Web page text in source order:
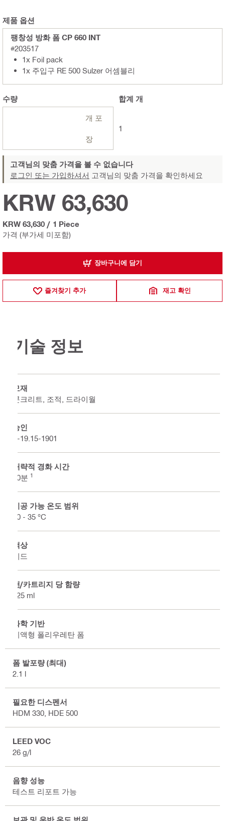
제품 옵션
팽창성 방화 폼 CP 660 INT
#203517
1x Foil pack
1x 주입구 RE 500 Sulzer 어셈블리
수량
개 포
장
합계 개
1
고객님의 맞춤 가격을 볼 수 없습니다
로그인 또는 가입하셔서 고객님의 맞춤 가격을 확인하세요
가격 (부가세 미포함)
KRW 63,630
KRW 63,630 / 1 Piece
장바구니에 담기
즐겨찾기 추가 재고 확인
기술 정보
모재
콘크리트, 조적, 드라이월
승인
Z-19.15-1901
대략적 경화 시간
10분 1
시공 가능 온도 범위
10 - 35 °C
색상
레드
캔/카트리지 당 함량
325 ml
화학 기반
이액형 폴리우레탄 폼
폼 발포량 (최대)
2.1 l
필요한 디스펜서
HDM 330, HDE 500
LEED VOC
26 g/l
음향 성능
테스트 리포트 가능